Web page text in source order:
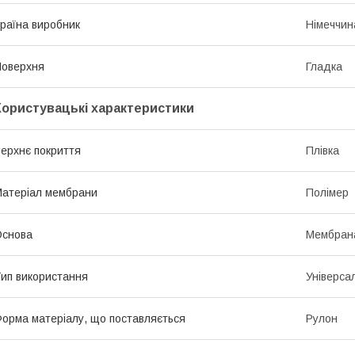
виробник
Гладка
характеристики
покриття Плівка
мембрани Полімер
використання
матеріалу, що поставляється Рулон